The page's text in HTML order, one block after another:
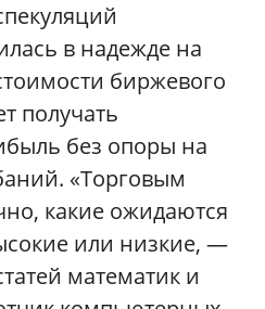
в надежде на
биржевого
получать
без опоры на
«Торговым
какие ожидаются
или низкие, —
математик и